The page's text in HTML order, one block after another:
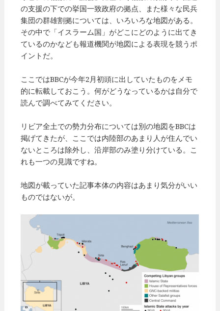
の支援の下での挙国一致政府の拠点、また様々な民兵
集団の群雄割拠については、いろいろな地図がある。
その中で「イスラーム国」がどこにどのように出てき
ているのかなども報道機関が地図による表現を競うポ
イントだ。
ここではBBCが今年2月初頭に出していたものをメモ
的に転載しておこう。何がどうなっているかは自分で
読んで調べてみてください。
リビア全土での勢力分布については別の地図をBBCは
掲げてきたが、ここでは内陸部のあまり人が住んでい
ないところは除外し、沿岸部のみ塗り分けている。こ
れも一つの見識ですね。
地図が載っていた記事本体の内容はあまり気分がいい
ものではないが。